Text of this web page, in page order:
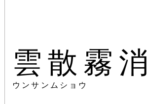
雲散霧消
ウンサンムショウ